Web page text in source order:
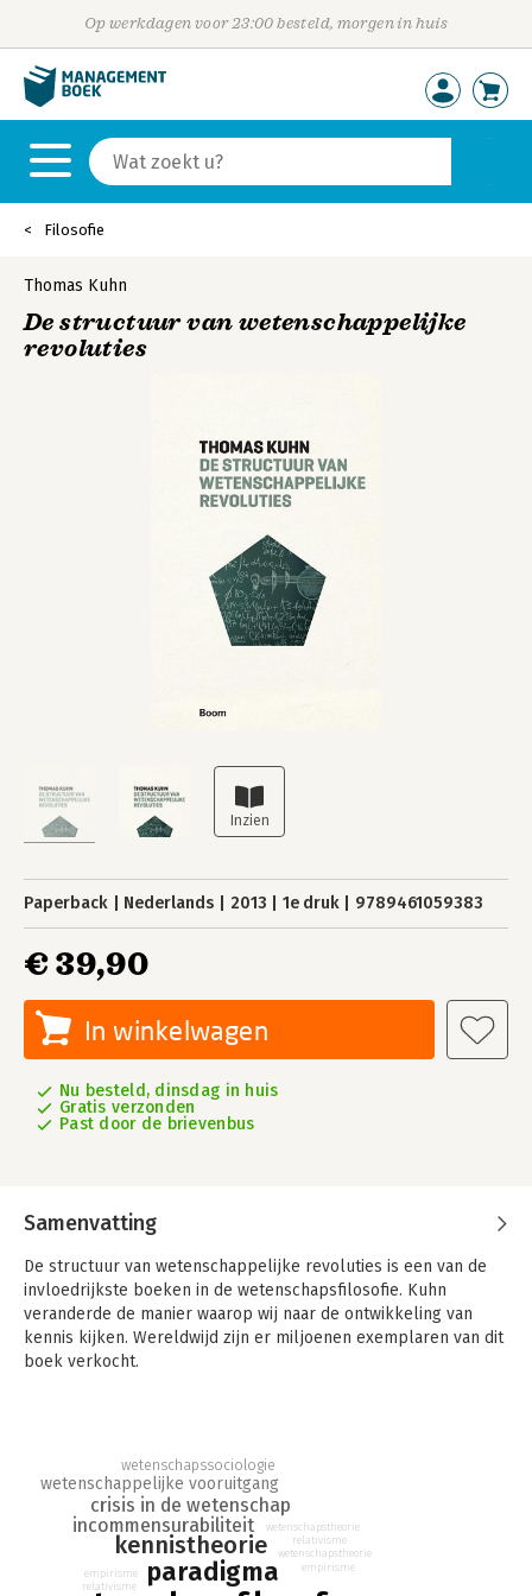
Op werkdagen voor 23:00 besteld, morgen in huis
Filosofie
Thomas Kuhn
De structuur van wetenschappelijke
revoluties
Paperback Nederlands 2013 1e druk 9789461059383
€ 39,90
In winkelwagen
Nu besteld, dinsdag in huis
Gratis verzonden
Past door de brievenbus
Samenvatting
De structuur van wetenschappelijke revoluties is een van de
invloedrijkste boeken in de wetenschapsfilosofie. Kuhn
veranderde de manier waarop wij naar de ontwikkeling van
kennis kijken. Wereldwijd zijn er miljoenen exemplaren van dit
boek verkocht.
accumulatief, maar ontwikkelt zich via revolutionaire breuken.
Volgens Kuhn zijn er twee modi van wetenschap te
onderscheiden: die van normale wetenschap en die van de
wetenschappelijke revolutie. In het eerste geval zijn de
geleerden het eens over de methode en de resultaten van
paradigma
kennistheorie
incommensurabiliteit
crisis in de wetenschap
wetenschappelijke vooruitgang
wetenschapssociologie
relativisme
wetenschapstheorie
empirisme
relativisme
wetenschapstheorie
empirisme